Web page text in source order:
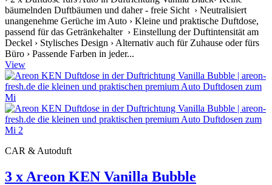
bäumelnden Duftbäumen und daher - freie Sicht › Neutralisiert
unangenehme Gerüche im Auto › Kleine und praktische Duftdose,
passend für das Getränkehalter › Einstellung der Duftintensität am
Deckel › Stylisches Design › Alternativ auch für Zuhause oder fürs
Büro › Passende Farben in jeder...
View
CAR & Autoduft
3 x Areon KEN Vanilla Bubble